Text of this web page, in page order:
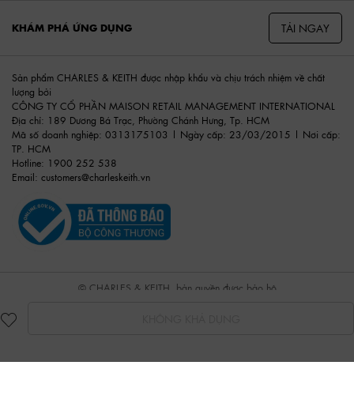
KHÁM PHÁ ỨNG DỤNG TẢI NGAY
Sản phẩm CHARLES & KEITH được nhập khẩu và chịu trách nhiệm về chất
lượng bởi
CÔNG TY CỔ PHẦN MAISON RETAIL MANAGEMENT INTERNATIONAL
Địa chỉ: 189 Dương Bá Trạc, Phường Chánh Hưng, Tp. HCM
Mã số doanh nghiệp: 0313175103 | Ngày cấp: 23/03/2015 | Nơi cấp:
TP. HCM
Hotline: 1900 252 538
Email: customers@charleskeith.vn
© CHARLES & KEITH, bản quyền được bảo hộ